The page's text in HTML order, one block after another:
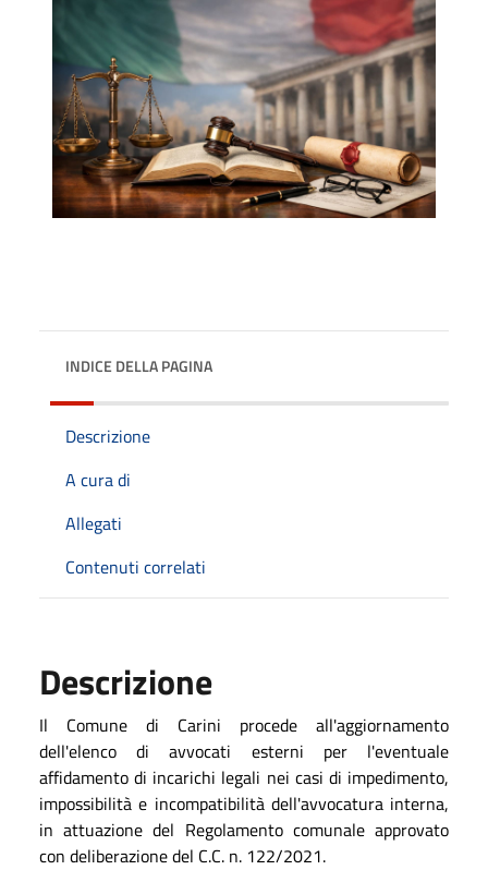
INDICE DELLA PAGINA
Descrizione
A cura di
Allegati
Contenuti correlati
Descrizione
Il Comune di Carini procede all'aggiornamento
dell'elenco di avvocati esterni per l'eventuale
affidamento di incarichi legali nei casi di impedimento,
impossibilità e incompatibilità dell'avvocatura interna,
in attuazione del Regolamento comunale approvato
con deliberazione del C.C. n. 122/2021.